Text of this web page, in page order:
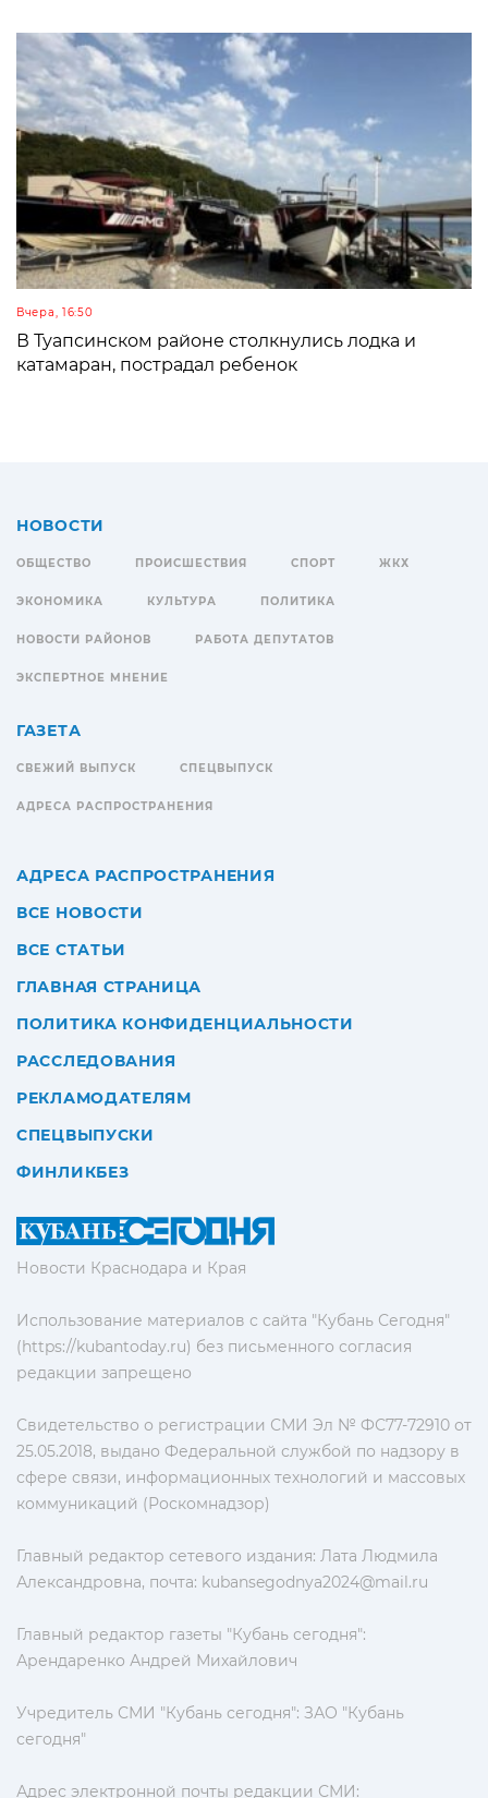
Вчера, 16:50
В Туапсинском районе столкнулись лодка и
катамаран, пострадал ребенок
Новости Краснодара и Края
Использование материалов с сайта "Кубань Сегодня"
(https://kubantoday.ru) без письменного согласия
редакции запрещено
Свидетельство о регистрации СМИ Эл № ФС77-72910 от
25.05.2018, выдано Федеральной службой по надзору в
сфере связи, информационных технологий и массовых
коммуникаций (Роскомнадзор)
Главный редактор сетевого издания: Лата Людмила
Александровна, почта: kubansegodnya2024@mail.ru
Главный редактор газеты "Кубань сегодня":
Арендаренко Андрей Михайлович
Учредитель СМИ "Кубань сегодня": ЗАО "Кубань
сегодня"
Адрес электронной почты редакции СМИ:
НОВОСТИ
ОБЩЕСТВО ПРОИСШЕСТВИЯ СПОРТ ЖКХ
ЭКОНОМИКА КУЛЬТУРА ПОЛИТИКА
НОВОСТИ РАЙОНОВ РАБОТА ДЕПУТАТОВ
ЭКСПЕРТНОЕ МНЕНИЕ
ГАЗЕТА
СВЕЖИЙ ВЫПУСК СПЕЦВЫПУСК
АДРЕСА РАСПРОСТРАНЕНИЯ
АДРЕСА РАСПРОСТРАНЕНИЯ
ВСЕ НОВОСТИ
ВСЕ СТАТЬИ
ГЛАВНАЯ СТРАНИЦА
ПОЛИТИКА КОНФИДЕНЦИАЛЬНОСТИ
РАССЛЕДОВАНИЯ
РЕКЛАМОДАТЕЛЯМ
СПЕЦВЫПУСКИ
ФИНЛИКБЕЗ